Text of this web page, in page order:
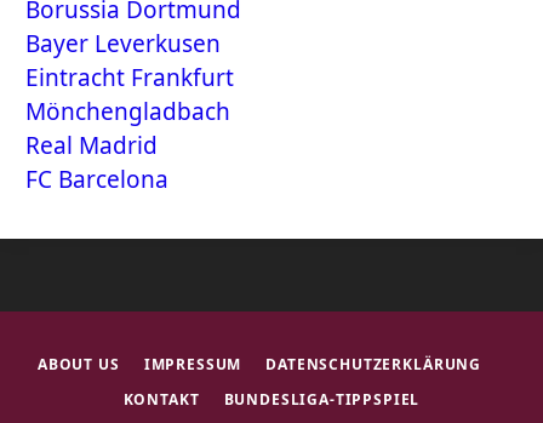
Borussia Dortmund
Bayer Leverkusen
Eintracht Frankfurt
Mönchengladbach
Real Madrid
FC Barcelona
ABOUT US IMPRESSUM
DATENSCHUTZERKLÄRUNG
KONTAKT
BUNDESLIGA-TIPPSPIEL